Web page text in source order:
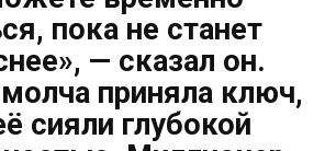
пока не станет
— сказал он.
приняла ключ,
сияли глубокой